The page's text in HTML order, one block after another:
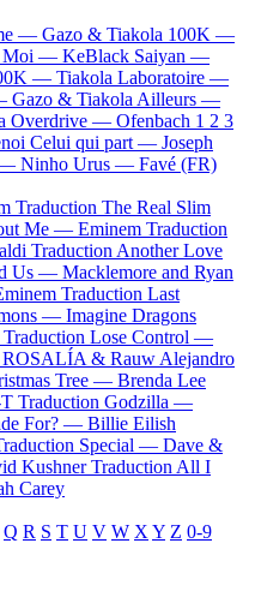
— Gazo & Tiakola 100K —
Moi — KeBlack Saiyan —
— Tiakola Laboratoire —
Gazo & Tiakola Ailleurs —
Overdrive — Ofenbach 1 2 3
Celui qui part — Joseph
— Ninho Urus — Favé (FR)
Traduction The Real Slim
Me — Eminem Traduction
Traduction Another Love
Us — Macklemore and Ryan
Traduction Last
— Imagine Dragons
Traduction Lose Control —
ROSALÍA & Rauw Alejandro
Tree — Brenda Lee
Traduction Godzilla —
For? — Billie Eilish
Special — Dave &
Kushner Traduction All I
Carey
Q R S T U V W X Y Z 0-9